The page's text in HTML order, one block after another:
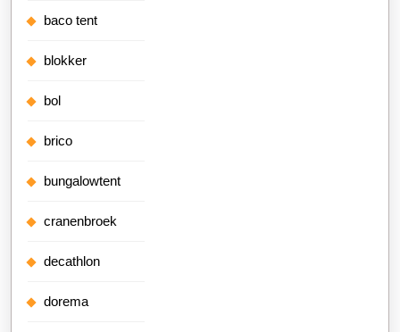
baco tent
blokker
bol
brico
bungalowtent
cranenbroek
decathlon
dorema